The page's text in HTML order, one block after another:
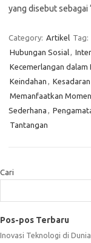
yang disebut
Category: Artikel Tag:
Hubungan Sosial,
Kecemerlangan dalam
Keindahan , Kesadaran
Memanfaatkan Momen
Sederhana ,
Tantangan
Cari
Pos-pos Terbaru
Inovasi Teknologi di